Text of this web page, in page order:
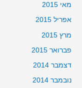
מאי 2015
אפריל 2015
מרץ 2015
פברואר 2015
דצמבר 2014
נובמבר 2014